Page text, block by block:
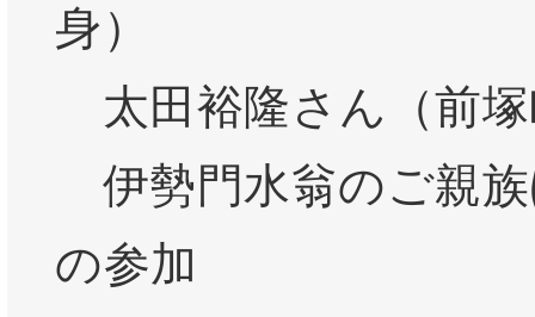
身）
太田裕隆さん（前
伊勢門水翁のご親
の参加